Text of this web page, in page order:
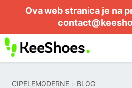
Ova web stranica je na
CIPELEMODERNE BLOG